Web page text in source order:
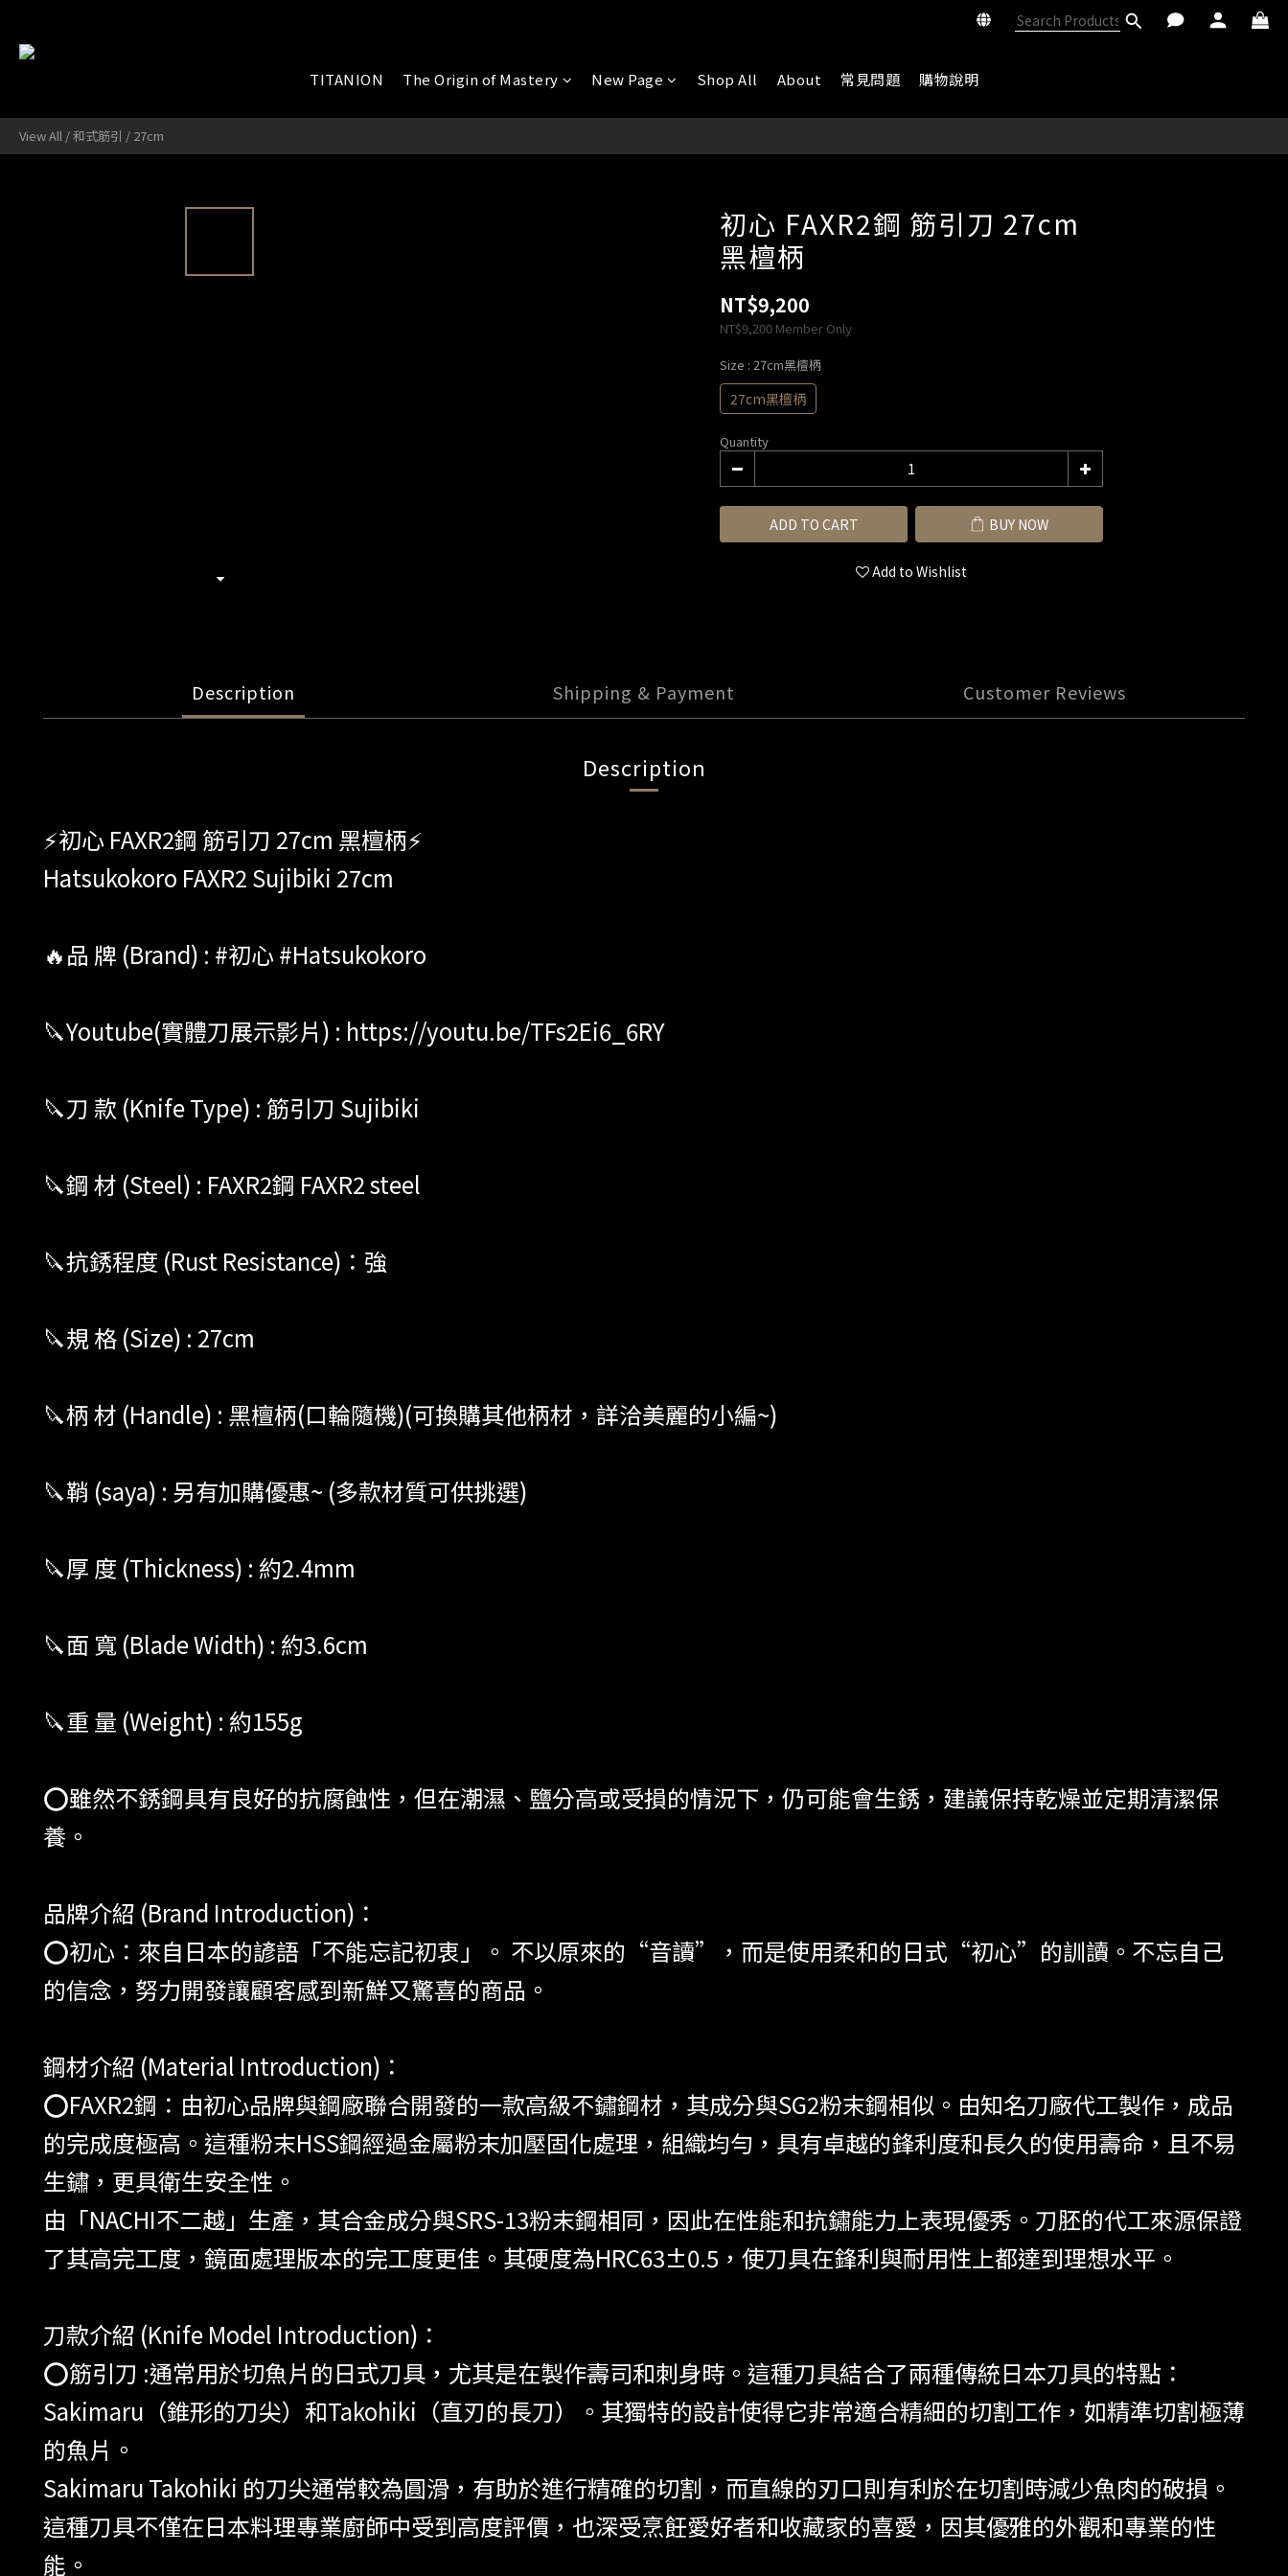
TITANION The Origin of Mastery New Page Shop All About 常見問題 購物說明
View All /和式筋引 / 27cm
初心 FAXR2鋼 筋引刀 27cm
黑檀柄
NT$9,200
NT$9,200 Member Only
Size : 27cm黑檀柄
27cm黑檀柄
Quantity
ADD TO CART BUY NOW
Add to Wishlist
Description Shipping & Payment Customer Reviews
Description
⚡️初心 FAXR2鋼 筋引刀 27cm 黑檀柄⚡️
Hatsukokoro FAXR2 Sujibiki 27cm
🔥品 牌 (Brand) : #初心 #Hatsukokoro
🔪Youtube(實體刀展示影片) : https://youtu.be/TFs2Ei6_6RY
🔪刀 款 (Knife Type) : 筋引刀 Sujibiki
🔪鋼 材 (Steel) : FAXR2鋼 FAXR2 steel
🔪抗銹程度 (Rust Resistance)：強
🔪規 格 (Size) : 27cm
🔪柄 材 (Handle) : 黑檀柄(口輪隨機)(可換購其他柄材，詳洽美麗的小編~)
🔪鞘 (saya) : 另有加購優惠~ (多款材質可供挑選)
🔪厚 度 (Thickness) : 約2.4mm
🔪面 寬 (Blade Width) : 約3.6cm
🔪重 量 (Weight) : 約155g
⭕️雖然不銹鋼具有良好的抗腐蝕性，但在潮濕、鹽分高或受損的情況下，仍可能會生銹，建議保持乾燥並定期清潔保
養。
品牌介紹 (Brand Introduction)：
⭕️初心：來自日本的諺語「不能忘記初衷」。 不以原來的“音讀”，而是使用柔和的日式“初心”的訓讀。不忘自己
的信念，努力開發讓顧客感到新鮮又驚喜的商品。
鋼材介紹 (Material Introduction)：
⭕️FAXR2鋼：由初心品牌與鋼廠聯合開發的一款高級不鏽鋼材，其成分與SG2粉末鋼相似。由知名刀廠代工製作，成品
的完成度極高。這種粉末HSS鋼經過金屬粉末加壓固化處理，組織均勻，具有卓越的鋒利度和長久的使用壽命，且不易
生鏽，更具衛生安全性。
由「NACHI不二越」生產，其合金成分與SRS-13粉末鋼相同，因此在性能和抗鏽能力上表現優秀。刀胚的代工來源保證
了其高完工度，鏡面處理版本的完工度更佳。其硬度為HRC63±0.5，使刀具在鋒利與耐用性上都達到理想水平。
刀款介紹 (Knife Model Introduction)：
⭕️筋引刀 :通常用於切魚片的日式刀具，尤其是在製作壽司和刺身時。這種刀具結合了兩種傳統日本刀具的特點：
Sakimaru（錐形的刀尖）和Takohiki（直刃的長刀）。其獨特的設計使得它非常適合精細的切割工作，如精準切割極薄
的魚片。
Sakimaru Takohiki 的刀尖通常較為圓滑，有助於進行精確的切割，而直線的刃口則有利於在切割時減少魚肉的破損。
這種刀具不僅在日本料理專業廚師中受到高度評價，也深受烹飪愛好者和收藏家的喜愛，因其優雅的外觀和專業的性
能。
BUY NOW